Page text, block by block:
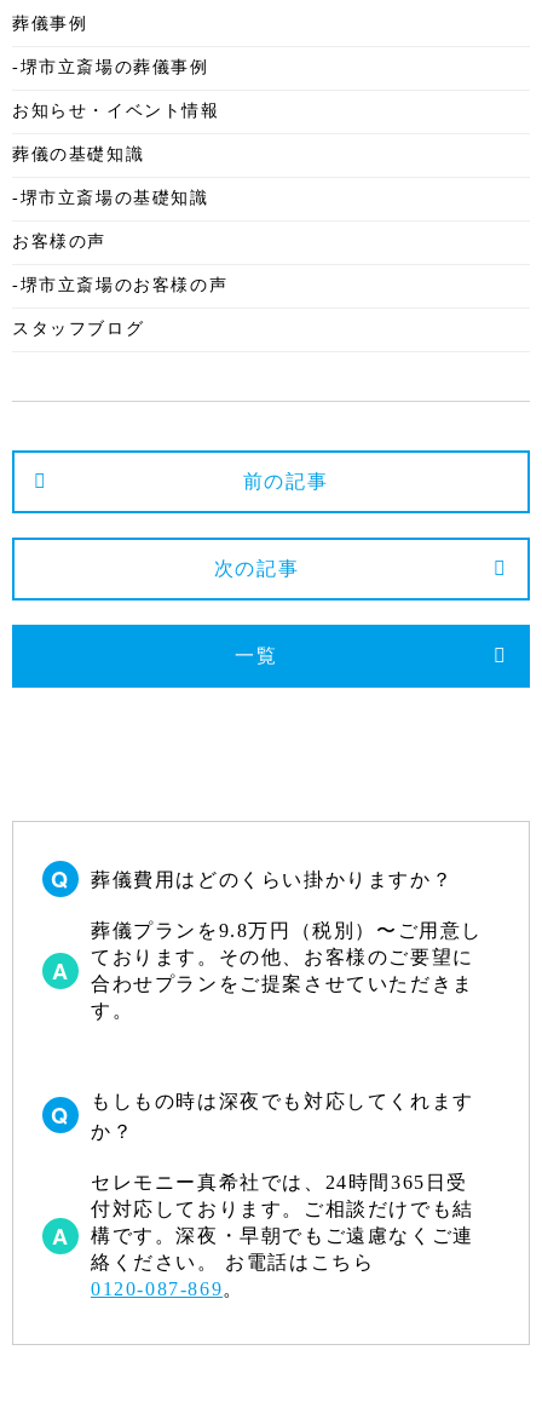
2025年1月
2024年5月
2024年4月
2024年2月
2024年1月
2023年10月
2023年9月
2023年8月
2023年7月
2023年5月
葬儀事例
-堺市立斎場の葬儀事例
お知らせ・イベント情報
葬儀の基礎知識
-堺市立斎場の基礎知識
お客様の声
-堺市立斎場のお客様の声
スタッフブログ
前の記事
次の記事
一覧
葬儀費用はどのくらい掛かりますか？
葬儀プランを9.8万円（税別）〜ご用意し
ております。その他、お客様のご要望に
合わせプランをご提案させていただきま
す。
もしもの時は深夜でも対応してくれます
か？
セレモニー真希社では、24時間365日受
付対応しております。ご相談だけでも結
構です。深夜・早朝でもご遠慮なくご連
絡ください。 お電話はこちら
0120-087-869。